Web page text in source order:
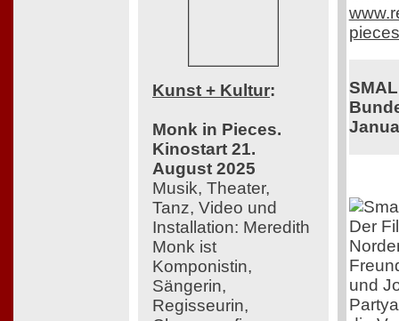
Kunst + Kultur:
Monk in Pieces.
Kinostart 21.
August 2025
Musik, Theater,
Tanz, Video und
Installation: Meredith
Monk ist
Komponistin,
Sängerin,
Regisseurin,
Der
und